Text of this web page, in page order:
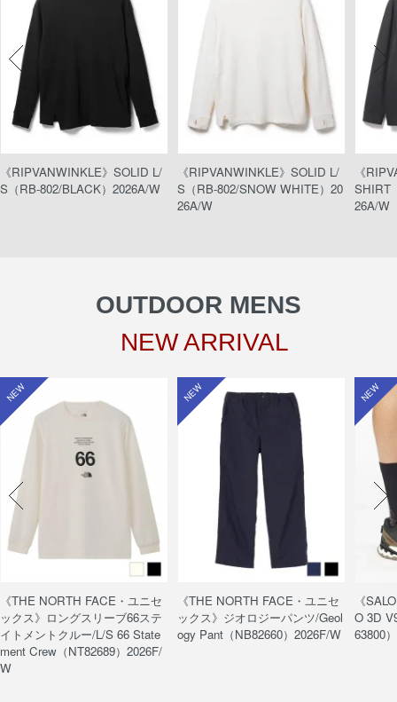
《RIPVANWINKLE》SOLID L/
S（RB-802/BLACK）2026A/W
《RIPVANWINKLE》SOLID L/
S（RB-802/SNOW WHITE）20
26A/W
《
SHIRT
26A/W
OUTDOOR MENS
NEW ARRIVAL
NEW
《THE NORTH FACE・ユニセ
ックス》ロングスリーブ66ステ
イトメントクルー/L/S 66 State
ment Crew（NT82689）2026F/
W
NEW
《THE NORTH FACE・ユニセ
ックス》ジオロジーパンツ/Geol
ogy Pant（NB82660）2026F/W
NEW
《
O 3D
63800